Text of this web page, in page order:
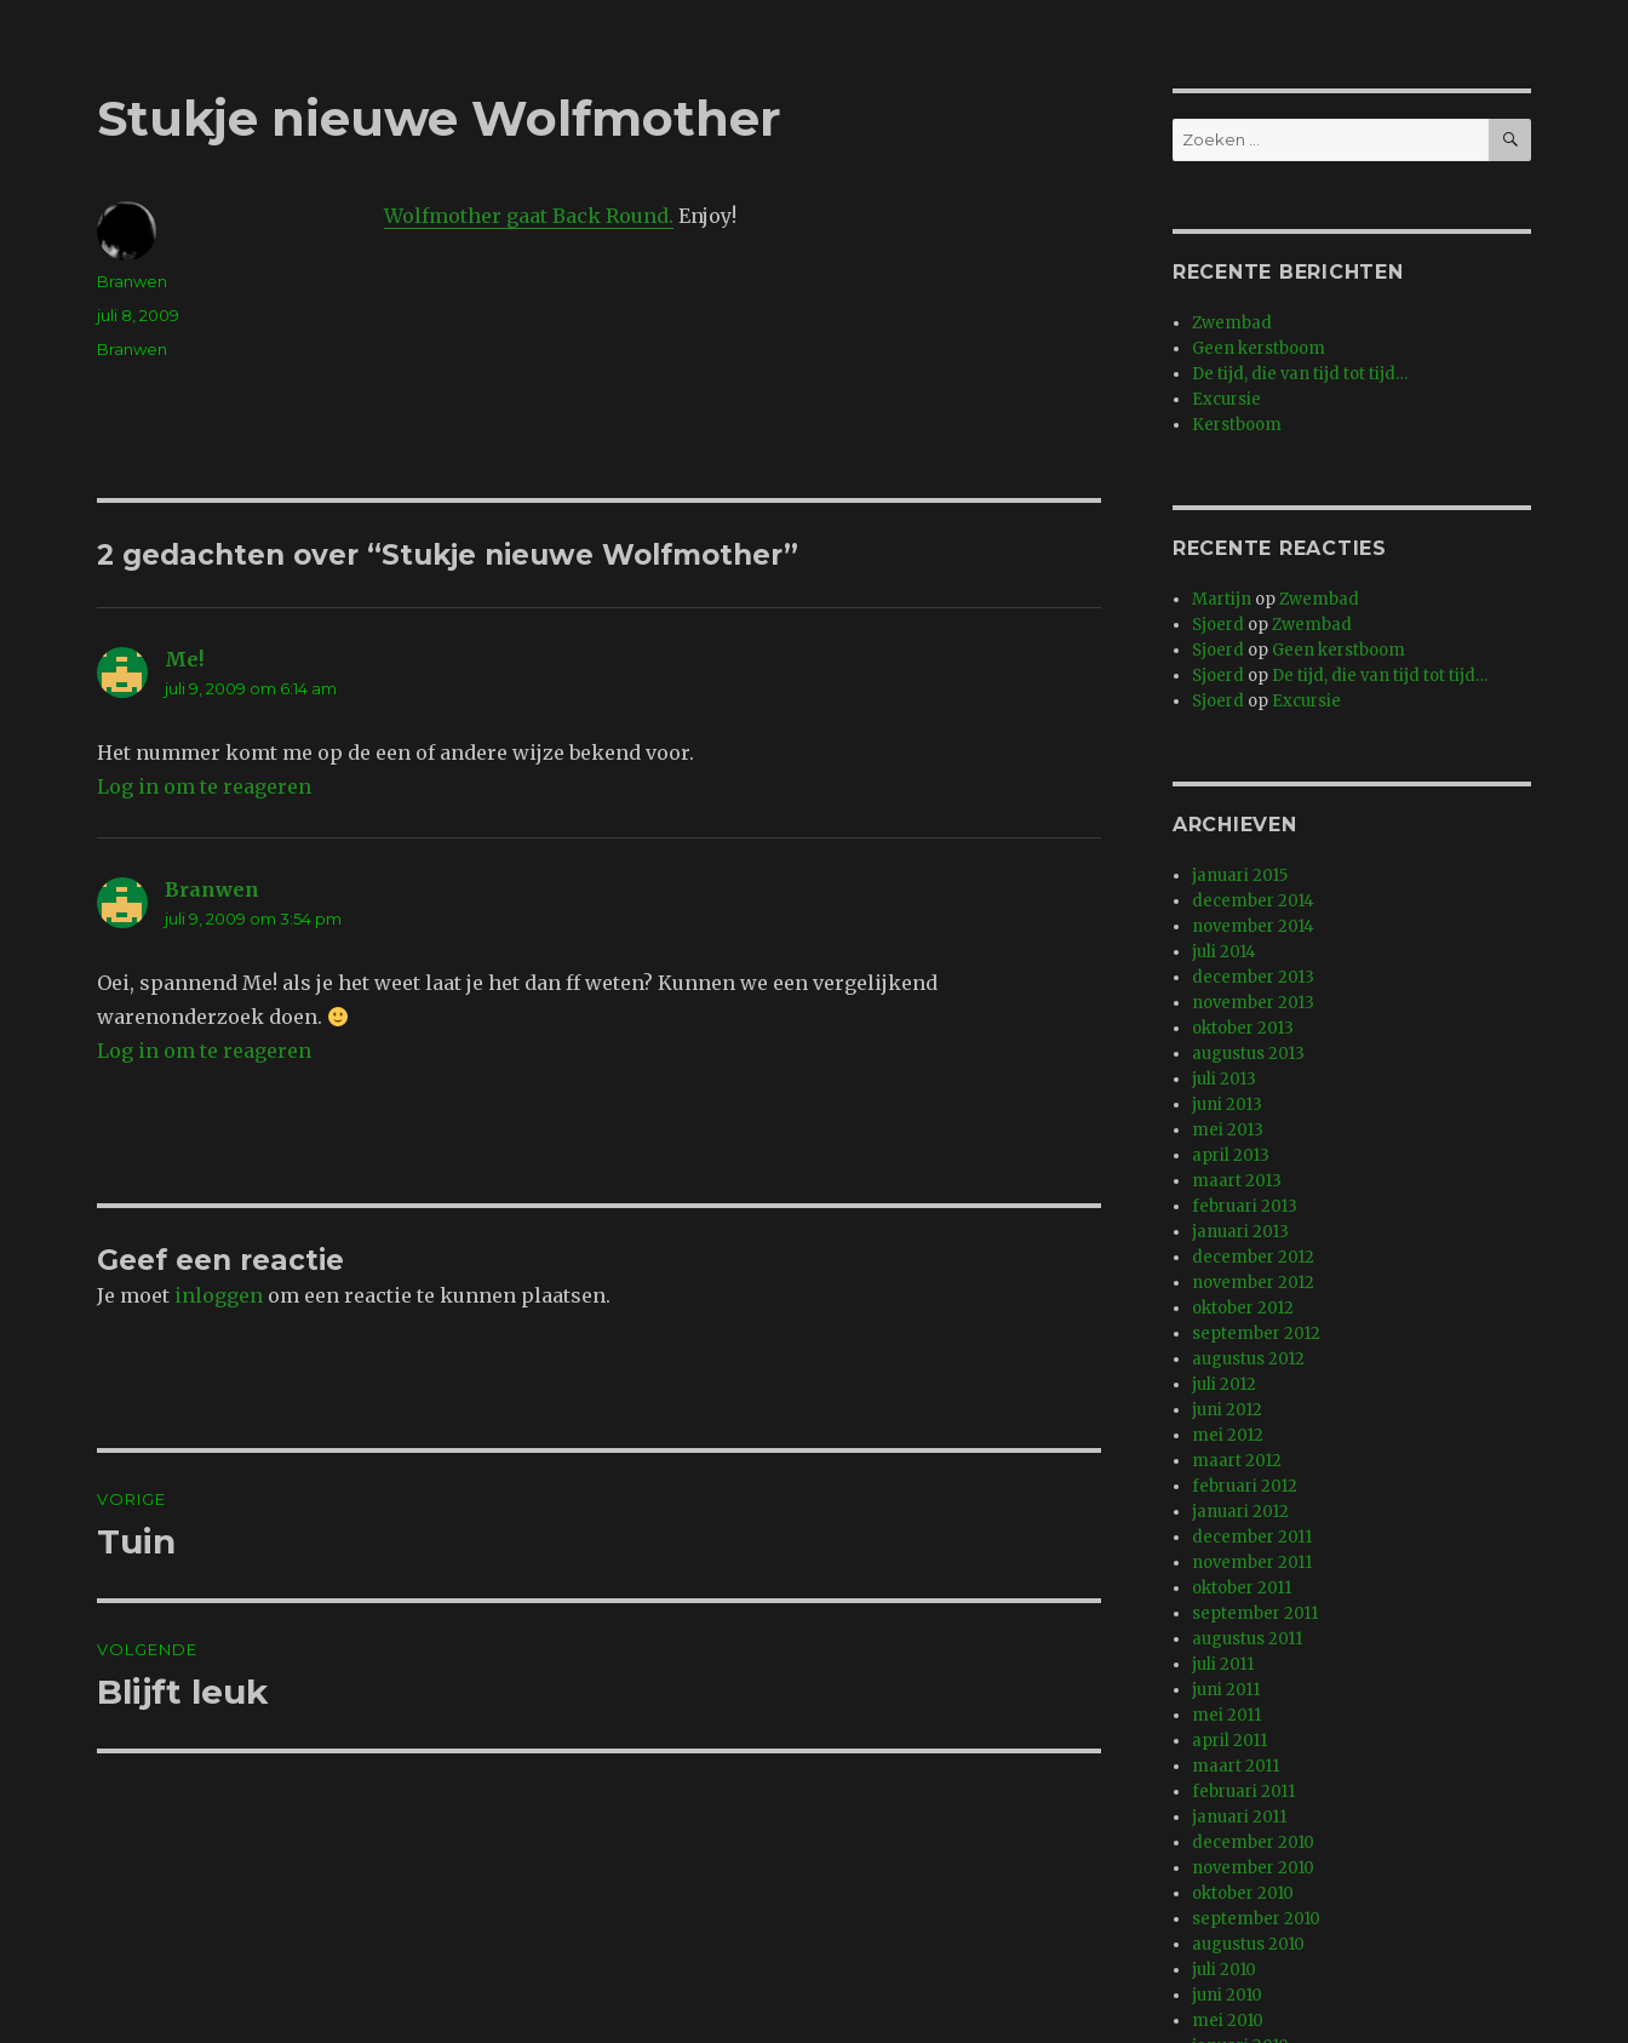
Stukje nieuwe Wolfmother
Wolfmother gaat Back Round. Enjoy!
Auteur
Branwen
Geplaatst
juli 8, 2009
Tags
Branwen
2 gedachten over “Stukje nieuwe Wolfmother”
Me!
juli 9, 2009 om 6:14 am
Het nummer komt me op de een of andere wijze bekend voor.
Log in om te reageren
Branwen
juli 9, 2009 om 3:54 pm
Oei, spannend Me! als je het weet laat je het dan ff weten? Kunnen we een vergelijkend
warenonderzoek doen.
Log in om te reageren
Geef een reactie
Je moet inloggen om een reactie te kunnen plaatsen.
navigatie
VORIGE
Vorig
Tuin
VOLGENDE
Volgend
Blijft leuk
Zoeken
naar:
ZOEKEN
RECENTE BERICHTEN
Zwembad
Geen kerstboom
De tijd, die van tijd tot tijd…
Excursie
Kerstboom
RECENTE REACTIES
Martijn opZwembad
Sjoerd opZwembad
Sjoerd op Geen kerstboom
Sjoerd op De tijd, die van tijd tot tijd…
Sjoerd op Excursie
ARCHIEVEN
januari 2015
december 2014
november 2014
juli 2014
december 2013
november 2013
oktober 2013
augustus 2013
juli 2013
juni 2013
mei 2013
april 2013
maart 2013
februari 2013
januari 2013
december 2012
november 2012
oktober 2012
september 2012
augustus 2012
juli 2012
juni 2012
mei 2012
maart 2012
februari 2012
januari 2012
december 2011
november 2011
oktober 2011
september 2011
augustus 2011
juli 2011
juni 2011
mei 2011
april 2011
maart 2011
februari 2011
januari 2011
december 2010
november 2010
oktober 2010
september 2010
augustus 2010
juli 2010
juni 2010
mei 2010